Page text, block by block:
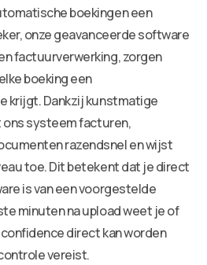
boekingen een
onze geavanceerde software
factuurverwerking, zorgen
boeking een
krijgt. Dankzij kunstmatige
systeem facturen,
razendsnel en wijst
toe. Dit betekent dat je direct
is van een voorgestelde
minuten na upload weet je of
direct kan worden
vereist.